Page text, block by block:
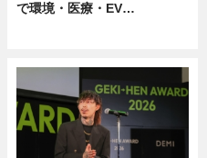
で環境・医療・EV…